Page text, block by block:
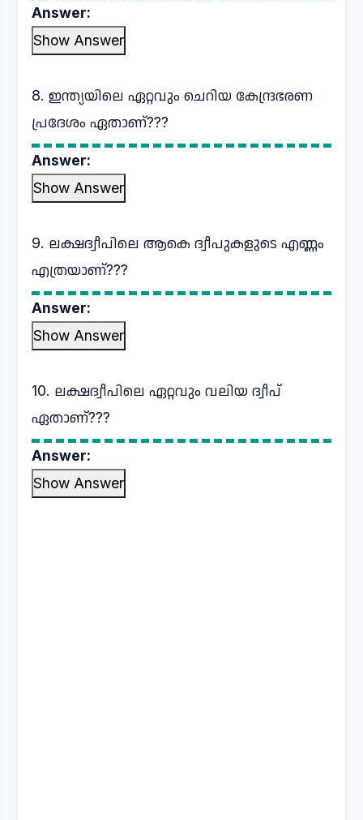
Answer:
Show Answer
8. ഇന്ത്യയിലെ ഏറ്റവും ചെറിയ കേന്ദ്രഭരണ
പ്രദേശം ഏതാണ്???
Answer:
Show Answer
9. ലക്ഷദ്വീപിലെ ആകെ ദ്വീപുകളുടെ എണ്ണം
എത്രയാണ്???
Answer:
Show Answer
10. ലക്ഷദ്വീപിലെ ഏറ്റവും വലിയ ദ്വീപ്
ഏതാണ്???
Answer:
Show Answer